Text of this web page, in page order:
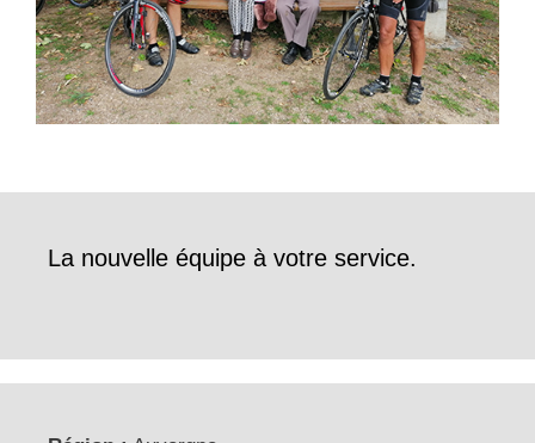
La nouvelle équipe à votre service.